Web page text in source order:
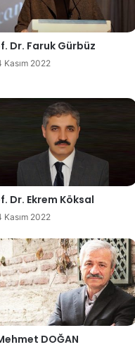
Dr. Faruk Gürbüz
Kasım 2022
Dr. Ekrem Köksal
Kasım 2022
DOĞAN